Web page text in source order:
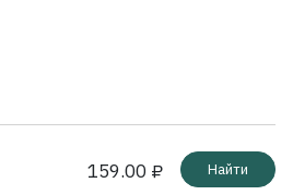
159.00 ₽ Найти